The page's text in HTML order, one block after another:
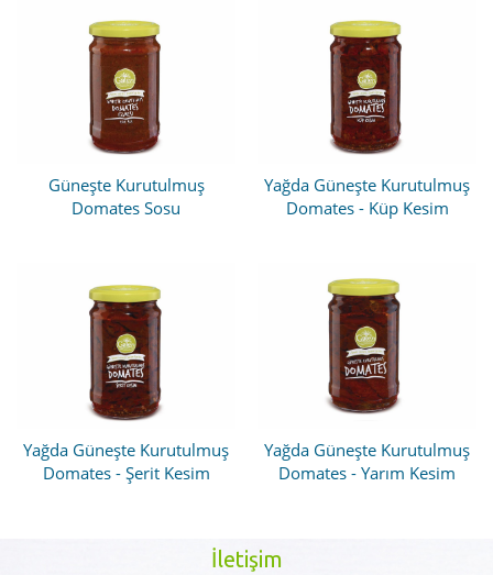
Güneşte Kurutulmuş
Domates Sosu
Yağda Güneşte Kurutulmuş
Domates - Küp Kesim
Yağda Güneşte Kurutulmuş
Domates - Şerit Kesim
Yağda Güneşte Kurutulmuş
Domates - Yarım Kesim
İletişim